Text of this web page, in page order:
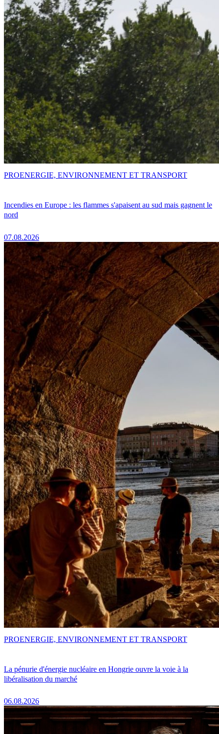
Incendies en Europe : les flammes s'apaisent au sud mais gagnent le
nord
07.08.2026
PROENERGIE, ENVIRONNEMENT ET TRANSPORT
La pénurie d'énergie nucléaire en Hongrie ouvre la voie à la
libéralisation du marché
06.08.2026
PROENERGIE, ENVIRONNEMENT ET TRANSPORT